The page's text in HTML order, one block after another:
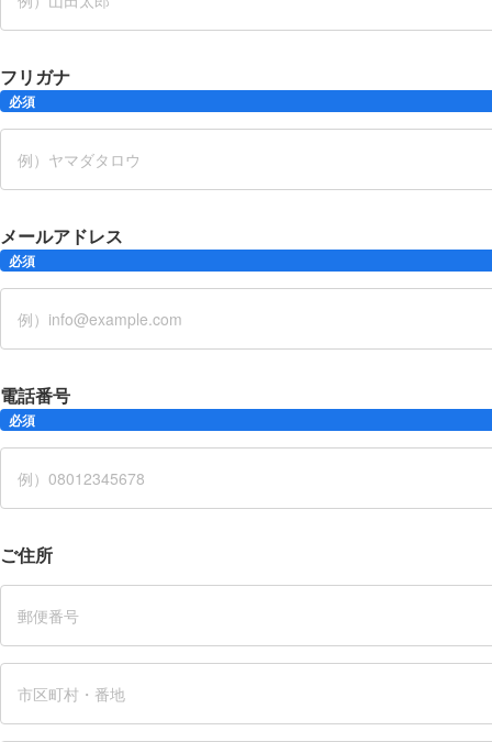
フリガナ
必須
メールアドレス
必須
電話番号
必須
ご住所